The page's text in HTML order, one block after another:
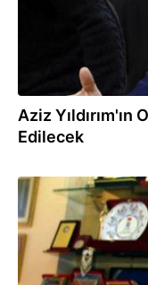
Aziz Yıldırım'ın
Edilecek
04.08.2016